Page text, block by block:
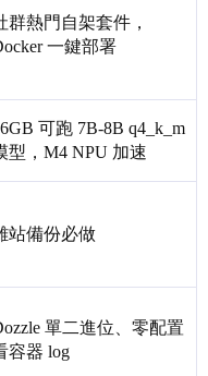
群熱門自架套件，
一鍵部署
可跑 7B-8B q4_k_m
型，M4 NPU 加速
站備份必做
單二進位、零配置
容器 log